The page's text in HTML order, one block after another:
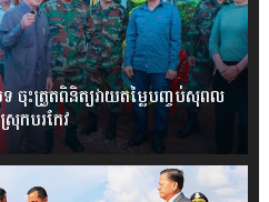
ចុះត្រួតពិនិត្យវាយតម្លៃបញ្ចប់សុពល
កបរកែវ